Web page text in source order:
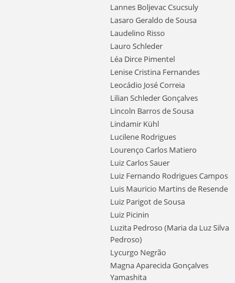
Lannes Boljevac Csucsuly
Lasaro Geraldo de Sousa
Laudelino Risso
Lauro Schleder
Léa Dirce Pimentel
Lenise Cristina Fernandes
Leocádio José Correia
Lilian Schleder Gonçalves
Lincoln Barros de Sousa
Lindamir Kühl
Lucilene Rodrigues
Lourenço Carlos Matiero
Luiz Carlos Sauer
Luiz Fernando Rodrigues Campos
Luis Mauricio Martins de Resende
Luiz Parigot de Sousa
Luiz Picinin
Luzita Pedroso (Maria da Luz Silva
Pedroso)
Lycurgo Negrão
Magna Aparecida Gonçalves
Yamashita